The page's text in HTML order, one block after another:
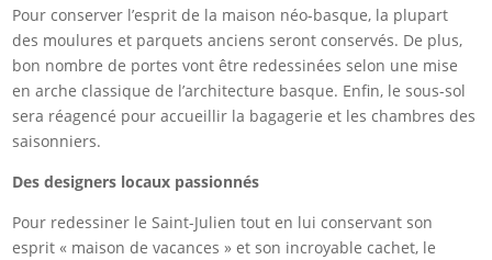
Pour conserver l’esprit de la maison néo-basque, la plupart
des moulures et parquets anciens seront conservés. De plus,
bon nombre de portes vont être redessinées selon une mise
en arche classique de l’architecture basque. Enfin, le sous-sol
sera réagencé pour accueillir la bagagerie et les chambres des
saisonniers.
Desdesigners locaux passionnés
Pour redessiner le Saint-Julien tout en lui conservant son
esprit « maison de vacances » et son incroyable cachet, le